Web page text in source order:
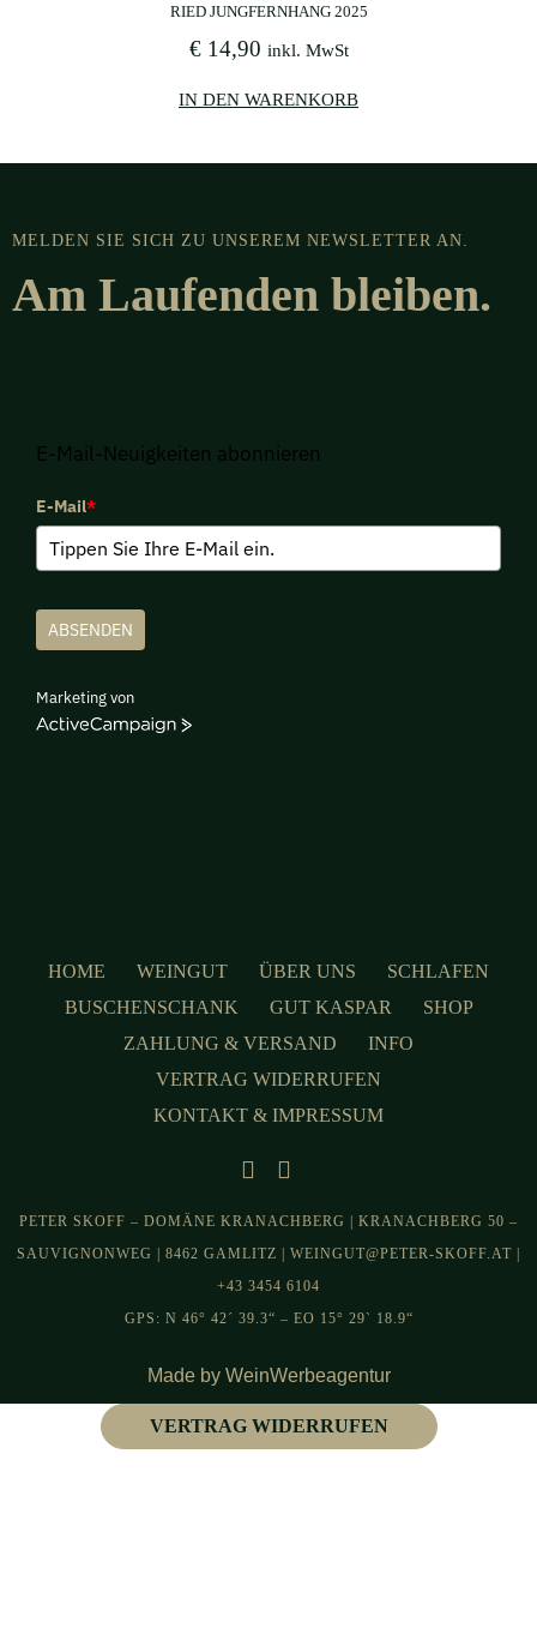
RIED JUNGFERNHANG 2025
€14,90 inkl. MwSt
IN DEN WARENKORB
MELDEN SIE SICH ZU UNSEREM NEWSLETTER AN.
Am Laufenden bleiben.
E-Mail-Neuigkeiten abonnieren
E-Mail*
ABSENDEN
Marketing von
ActiveCampaign
HOME WEINGUT ÜBER UNS
SCHLAFEN
BUSCHENSCHANK
GUT KASPAR
SHOP
ZAHLUNG & VERSAND
INFO
VERTRAG WIDERRUFEN
KONTAKT & IMPRESSUM
PETER SKOFF – DOMÄNE KRANACHBERG | KRANACHBERG 50 –
SAUVIGNONWEG | 8462 GAMLITZ | WEINGUT@PETER-SKOFF.AT |
+43 3454 6104
GPS: N 46° 42´ 39.3“ – EO 15° 29` 18.9“
Made by WeinWerbeagentur
VERTRAG WIDERRUFEN